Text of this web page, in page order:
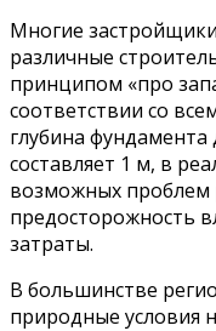
Многие
различные
принципом «про
соответствии со
глубина
составляет 1 м, в
возможных проблем
предосторожность
затраты.
В большинстве
природные условия